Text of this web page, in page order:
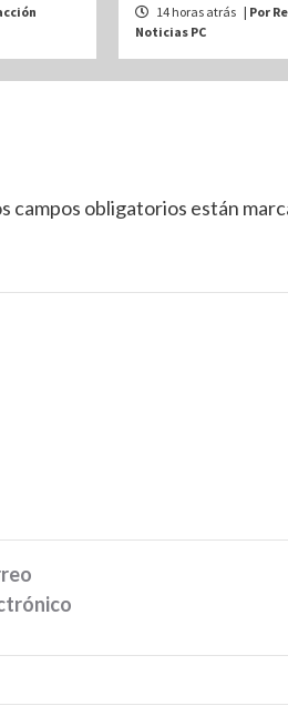
14 horas atrás | Por
Noticias PC
campos obligatorios están